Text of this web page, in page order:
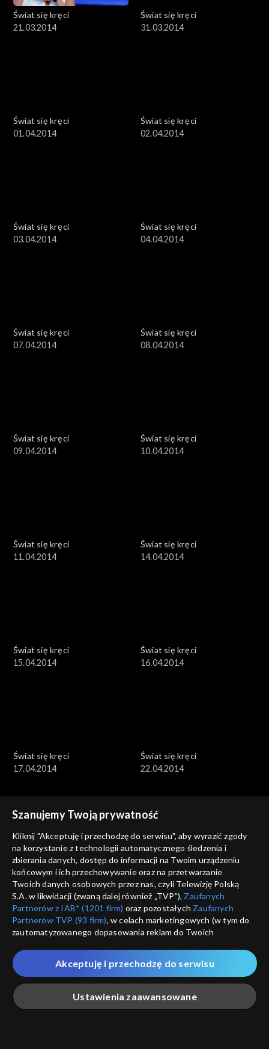
Świat się kręci
21.03.2014
Świat się kręci
31.03.2014
Świat się kręci
01.04.2014
Świat się kręci
02.04.2014
Świat się kręci
03.04.2014
Świat się kręci
04.04.2014
Świat się kręci
07.04.2014
Świat się kręci
08.04.2014
Świat się kręci
09.04.2014
Świat się kręci
10.04.2014
Świat się kręci
11.04.2014
Świat się kręci
14.04.2014
Świat się kręci
15.04.2014
Świat się kręci
16.04.2014
Świat się kręci
17.04.2014
Świat się kręci
22.04.2014
Świat się kręci
23.04.2014
Świat się kręci
24.04.2014
Świat się kręci
25.04.2014
Świat się kręci
28.04.2014
Szanujemy Twoją prywatność
Kliknij "Akceptuję i przechodzę do serwisu", aby wyrazić zgody
na korzystanie z technologii automatycznego śledzenia i
zbierania danych, dostęp do informacji na Twoim urządzeniu
końcowym i ich przechowywanie oraz na przetwarzanie
Twoich danych osobowych przez nas, czyli Telewizję Polską
S.A. w likwidacji (zwaną dalej również „TVP”), Zaufanych
Partnerów z IAB* (1201 firm) oraz pozostałych Zaufanych
Partnerów TVP (93 firm), w celach marketingowych (w tym do
zautomatyzowanego dopasowania reklam do Twoich
które wskazujemy poniżej, a także zgody na udostępnianie
przez nas identyfikatora PPID do Google.
Twoje dane osobowe zbierane podczas odwiedzania przez
Ciebie naszych
poszczególnych serwisówzwanych dalej
„Portalem”, w tym informacje zapisywane za pomocą
Ustawienia zaawansowane
Akceptuję i przechodzę do serwisu